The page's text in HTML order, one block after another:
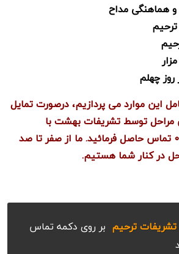
و هماهنگی مداح
چهلم
این موارد می پردازیم، درصورت تمایل
مراحل توسط تشریفات بهشت با
شماره 09155156802 تماس حاصل فرمائید. ما از صفر تا صد
در کنار شما هستیم.
تشریفات ترحیم بر روی دکمه تماس